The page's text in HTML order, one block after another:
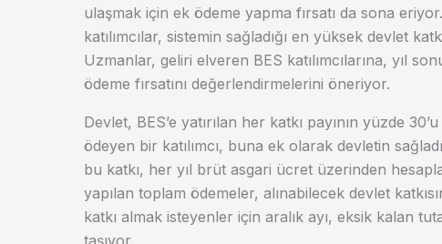
ulaşmak için ek ödeme yapma fırsatı da sona
katılımcılar, sistemin sağladığı en yüksek devlet
Uzmanlar, geliri elveren BES katılımcılarına, yıl
ödeme fırsatını değerlendirmelerini öneriyor.
Devlet, BES’e yatırılan her katkı payının yüzde
ödeyen bir katılımcı, buna ek olarak devletin
bu katkı, her yıl brüt asgari ücret üzerinden
yapılan toplam ödemeler, alınabilecek devlet
katkı almak isteyenler için aralık ayı, eksik kalan
taşıyor.